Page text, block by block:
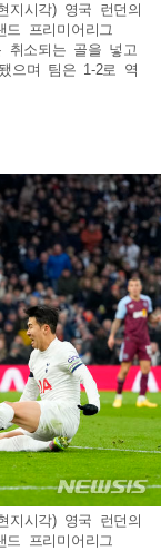
지시각) 영국 런던의
드 프리미어리그
취소되는 골을 넣고
으며 팀은 1-2로 역
지시각) 영국 런던의
드 프리미어리그